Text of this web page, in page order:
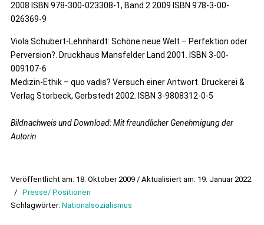
2008 ISBN 978-300-023308-1, Band 2 2009 ISBN 978-3-00-
026369-9
Viola Schubert-Lehnhardt: Schöne neue Welt – Perfektion oder
Perversion?. Druckhaus Mansfelder Land 2001. ISBN 3-00-
009107-6
Medizin-Ethik – quo vadis? Versuch einer Antwort. Druckerei &
Verlag Storbeck, Gerbstedt 2002. ISBN 3-9808312-0-5
Bildnachweis und Download: Mit freundlicher Genehmigung der
Autorin
Veröffentlicht am: 18. Oktober 2009 / Aktualisiert am: 19. Januar 2022
/ Presse/ Positionen
Schlagwörter: Nationalsozialismus